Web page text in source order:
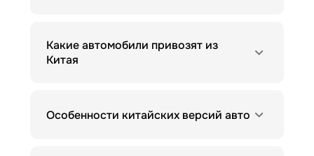
Какие автомобили привозят из
Китая
Особенности китайских версий авто